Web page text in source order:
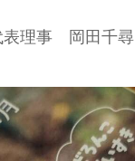
表理事 岡田千尋